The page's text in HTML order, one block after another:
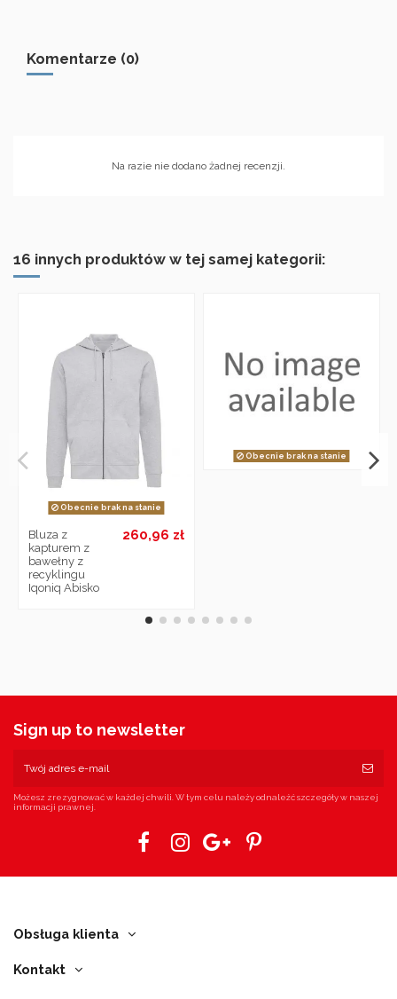
Komentarze (0)
Na razie nie dodano żadnej recenzji.
16 innych produktów w tej samej kategorii:
Obecnie brak na stanie
Bluza z
kapturem z
bawełny z
recyklingu
Iqoniq Abisko
260,96 zł
Obecnie brak na stanie
Sign up to newsletter
Możesz zrezygnować w każdej chwili. W tym celu należy odnaleźć szczegóły w naszej
informacji prawnej.
Obsługa klienta
Kontakt